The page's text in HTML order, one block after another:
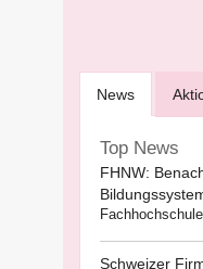
News
Top News
FHNW:
Schweizer